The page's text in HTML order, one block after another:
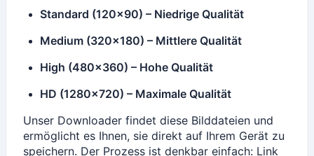
Standard (120×90) – Niedrige Qualität
Medium (320×180) – Mittlere Qualität
High (480×360) – Hohe Qualität
HD (1280×720) – Maximale Qualität
Unser Downloader findet diese Bilddateien und
ermöglicht es Ihnen, sie direkt auf Ihrem Gerät zu
speichern. Der Prozess ist denkbar einfach: Link